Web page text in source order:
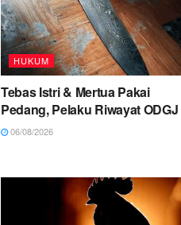
HUKUM
Tebas Istri & Mertua Pakai
Pedang, Pelaku Riwayat ODGJ
06/08/2026